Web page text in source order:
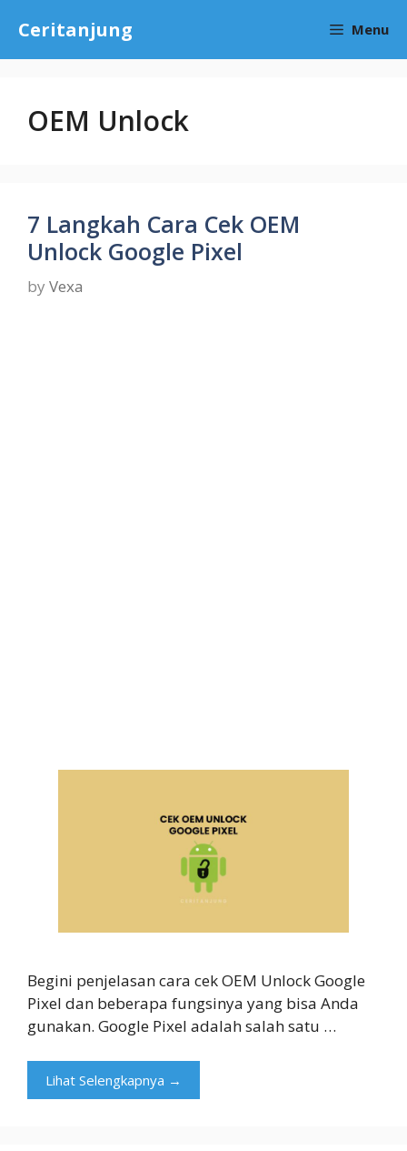
content
Ceritanjung Menu
OEM Unlock
7 Langkah Cara Cek OEM
Unlock Google Pixel
by Vexa
Begini penjelasan cara cek OEM Unlock Google
Pixel dan beberapa fungsinya yang bisa Anda
gunakan. Google Pixel adalah salah satu …
Lihat Selengkapnya →